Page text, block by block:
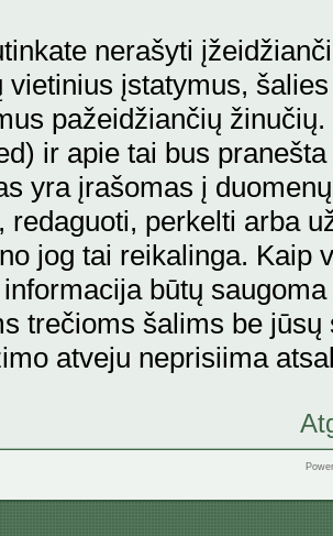
nerašyti
vietinius įstatymus,
pažeidžiančių
ir apie tai bus
yra įrašomas į
redaguoti, perkelti arba
jog tai reikalinga. Kaip
būtų
trečioms šalims be jūsų
atveju neprisiima